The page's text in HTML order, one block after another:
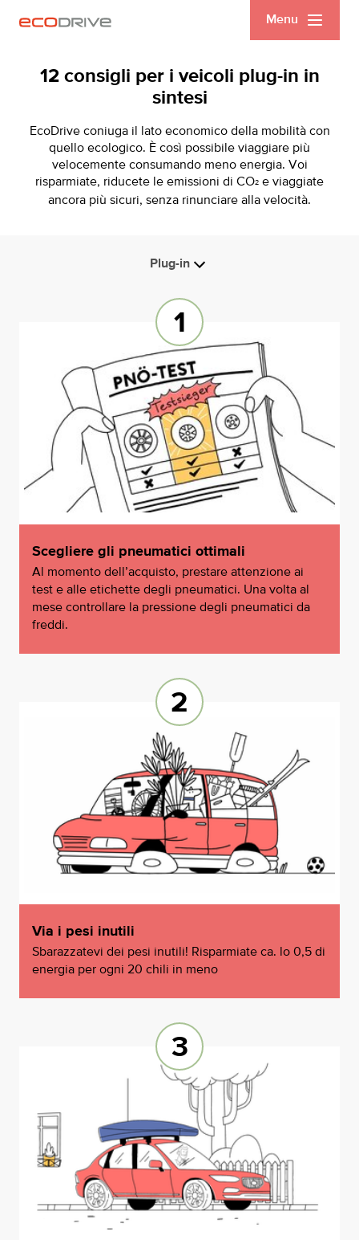
Menu
12 consigli per i veicoli plug-in in
sintesi
EcoDrive coniuga il lato economico della mobilità con
quello ecologico. È così possibile viaggiare più
velocemente consumando meno energia. Voi
risparmiate, riducete le emissioni di CO2 e viaggiate
ancora più sicuri, senza rinunciare alla velocità.
Plug-in
Combustione cambio manuale
Combustione cambio automatico
Hybrid
Veicoli elettrici
Camion
Scegliere gli pneumatici ottimali
Al momento dell’acquisto, prestare attenzione ai
test e alle etichette degli pneumatici. Una volta al
mese controllare la pressione degli pneumatici da
freddi.
Via i pesi inutili
Sbarazzatevi dei pesi inutili! Risparmiate ca. lo 0,5 di
energia per ogni 20 chili in meno